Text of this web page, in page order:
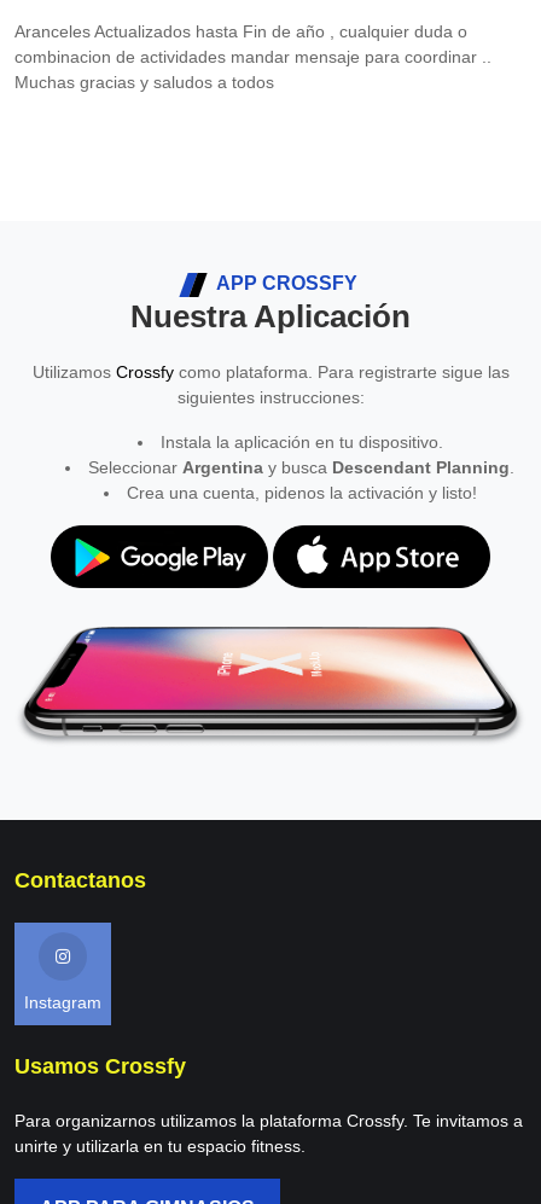
Aranceles Actualizados hasta Fin de año , cualquier duda o
combinacion de actividades mandar mensaje para coordinar ..
Muchas gracias y saludos a todos
APP CROSSFY
Nuestra Aplicación
Utilizamos Crossfycomo plataforma. Para registrarte sigue las
siguientes instrucciones:
Instala la aplicación en tu dispositivo.
Seleccionar Argentina y busca Descendant Planning
Crea una cuenta, pidenos la activación y listo!
Contactanos
Instagram
Usamos Crossfy
Para organizarnos utilizamos la plataforma Crossfy. Te invitamos a
unirte y utilizarla en tu espacio fitness.